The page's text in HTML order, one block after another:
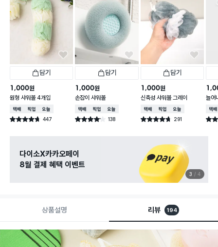
담기
1,000원
원형 샤워볼 4개입
택배배송매장픽업오늘배송
별점 4.7점 447
건 작성
담기
1,000원
손잡이 샤워볼
택배배송매장픽업오늘배송
별점 4.1점 138
건 작성
담기
1,000원
신축성 샤워볼 그레이
택배배송매장픽업오늘배송
별점 4.7점 291
건 작성
늘어
택배
별점
다이소X카카오페이
8월 결제 혜택 이벤트
3 4
상품설명 리뷰 194